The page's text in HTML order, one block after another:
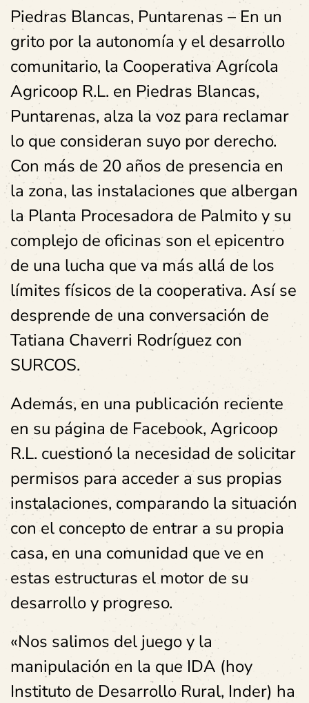
Piedras Blancas, Puntarenas – En un
grito por la autonomía y el desarrollo
comunitario, la Cooperativa Agrícola
Agricoop R.L. en Piedras Blancas,
Puntarenas, alza la voz para reclamar
lo que consideran suyo por derecho.
Con más de 20 años de presencia en
la zona, las instalaciones que albergan
la Planta Procesadora de Palmito y su
complejo de oficinas son el epicentro
de una lucha que va más allá de los
límites físicos de la cooperativa. Así se
desprende de una conversación de
Tatiana Chaverri Rodríguez con
SURCOS.
Además, en una publicación reciente
en su página de Facebook, Agricoop
R.L. cuestionó la necesidad de solicitar
permisos para acceder a sus propias
instalaciones, comparando la situación
con el concepto de entrar a su propia
casa, en una comunidad que ve en
estas estructuras el motor de su
desarrollo y progreso.
«Nos salimos del juego y la
manipulación en la que IDA (hoy
Instituto de Desarrollo Rural, Inder) ha